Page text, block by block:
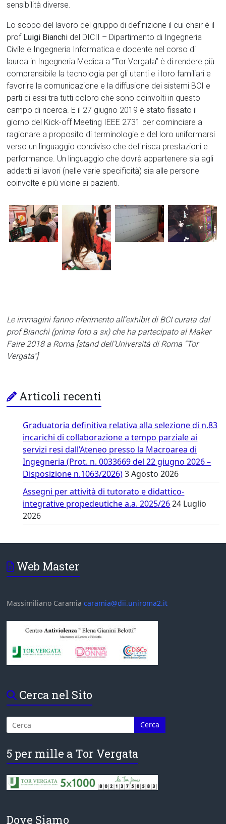
sensibilità diverse.
Lo scopo del lavoro del gruppo di definizione il cui chair è il
prof Luigi Bianchi del DICII – Dipartimento di Ingegneria
Civile e Ingegneria Informatica e docente nel corso di
laurea in Ingegneria Medica a “Tor Vergata” è di rendere più
comprensibile la tecnologia per gli utenti e i loro familiari e
favorire la comunicazione e la diffusione dei sistemi BCI e
parti di essi tra tutti coloro che sono coinvolti in questo
campo di ricerca. E il 27 giugno 2019 è stato fissato il
giorno del Kick-off Meeting IEEE 2731 per cominciare a
ragionare a proposito di terminologie e del loro uniformarsi
verso un linguaggio condiviso che definisca prestazioni e
performance. Un linguaggio che dovrà appartenere sia agli
addetti ai lavori (nelle varie specificità) sia alle persone
coinvolte e più vicine ai pazienti.
Le immagini fanno riferimento all’exhibit di BCI curata dal
prof Bianchi (prima foto a sx) che ha partecipato al Maker
Faire 2018 a Roma [stand dell’Università di Roma “Tor
Vergata”]
Articoli recenti
Graduatoria definitiva relativa alla selezione di n.83
incarichi di collaborazione a tempo parziale ai
servizi resi dall’Ateneo presso la Macroarea di
Ingegneria (Prot. n. 0033669 del 22 giugno 2026 –
Disposizione n.1063/2026) 3 Agosto 2026
Assegni per attività di tutorato e didattico-
integrative propedeutiche a.a. 2025/26 24 Luglio
2026
Web Master
Massimiliano Caramiacaramia@dii.uniroma2.it
Cerca nel Sito
5 per mille a Tor Vergata
Dove Siamo